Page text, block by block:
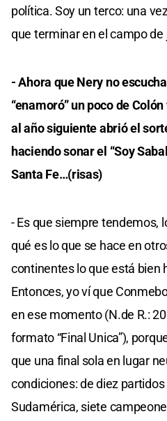
política. Soy un terco: una
que terminar en el campo de
- Ahora que Nery no
“enamoró” un poco de
al año siguiente abrió el
haciendo sonar el “Soy
Santa Fe…(risas)
- Es que siempre tendemos,
qué es lo que se hace en
continentes lo que está bien
Entonces, yo ví que
en ese momento (N.de R.:
formato “Final Unica”),
que una final sola en lugar
condiciones: de diez
Sudamérica, siete